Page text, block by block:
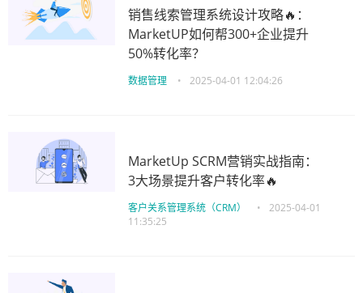
销售线索管理系统设计攻略🔥：
MarketUP如何帮300+企业提升
50%转化率？
数据管理 • 2025-04-01 12:04:26
MarketUp SCRM营销实战指南：
3大场景提升客户转化率🔥
客户关系管理系统（CRM） •
2025-04-01
11:35:25